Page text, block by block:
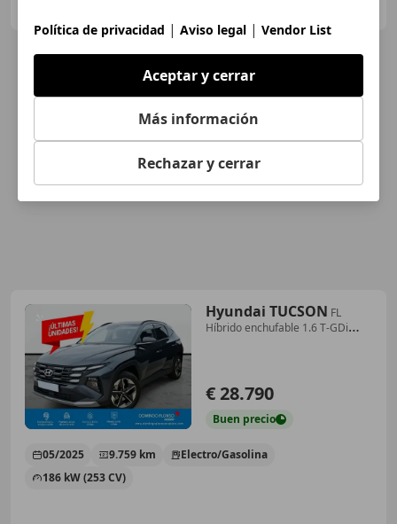
Hyundai TUCSON FL
Híbrido enchufable 1.6 T-GDi
€ 28.790
Buen precio
05/2025 9.759 km
Electro/Gasolina
186 kW (253 CV)
Política de privacidad | Aviso legal | Vendor List
Aceptar y cerrar
Más información
Rechazar y cerrar